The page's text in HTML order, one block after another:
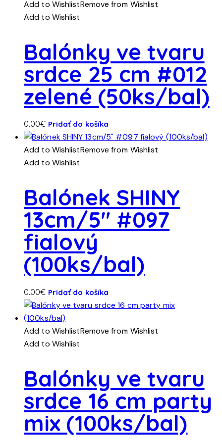
Add to WishlistRemove from Wishlist
Add to Wishlist
Balónky ve tvaru
srdce 25 cm #012
zelené (50ks/bal)
0.00€ Pridať do košíka
Add to WishlistRemove from Wishlist
Add to Wishlist
Balónek SHINY
13cm/5″ #097
fialový
(100ks/bal)
0.00€ Pridať do košíka
Add to WishlistRemove from Wishlist
Add to Wishlist
Balónky ve tvaru
srdce 16 cm party
mix (100ks/bal)